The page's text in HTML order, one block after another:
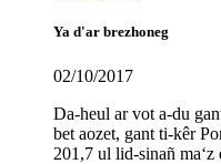
Ya d'ar brezhoneg
02/10/2017
Da-heul ar vot a-du
bet aozet, gant ti-kêr
201,7 ul lid-sinañ ma‘z